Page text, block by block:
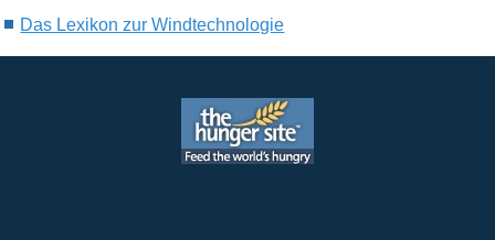
Das Lexikon zur Windtechnologie